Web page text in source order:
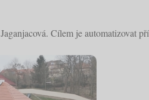
Cílem je automatizovat